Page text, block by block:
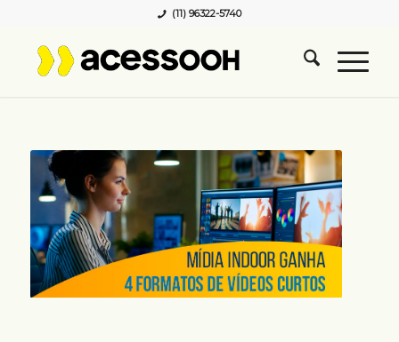
(11) 96322-5740